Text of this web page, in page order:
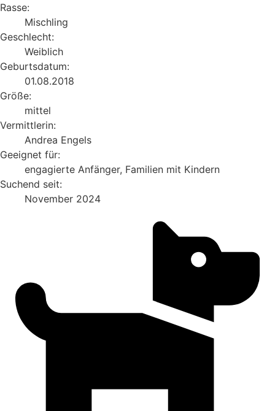
Rasse:
Mischling
Geschlecht:
Weiblich
Geburtsdatum:
01.08.2018
Größe:
mittel
Vermittlerin:
Andrea Engels
Geeignet für:
engagierte Anfänger, Familien mit Kindern
Suchend seit:
November 2024